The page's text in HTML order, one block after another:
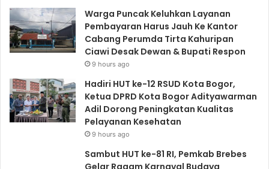
Warga Puncak Keluhkan Layanan
Pembayaran Harus Jauh Ke Kantor
Cabang Perumda Tirta Kahuripan
Ciawi Desak Dewan & Bupati Respon
9 hours ago
Hadiri HUT ke-12 RSUD Kota Bogor,
Ketua DPRD Kota Bogor Adityawarman
Adil Dorong Peningkatan Kualitas
Pelayanan Kesehatan
9 hours ago
Sambut HUT ke-81 RI, Pemkab Brebes
Gelar Ragam Karnaval Budaya